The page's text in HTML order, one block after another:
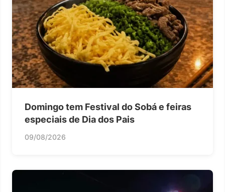
Domingo tem Festival do Sobá e feiras
especiais de Dia dos Pais
09/08/2026